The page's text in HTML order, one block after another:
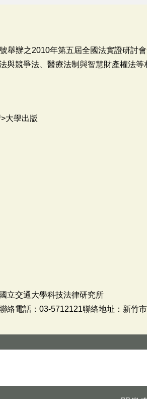
舉辦之2010年第五屆全國法實證研討
與競爭法、醫療法制與智慧財產權法等
大學出版
立交通大學科技法律研究所
絡電話：03-5712121聯絡地址：新竹